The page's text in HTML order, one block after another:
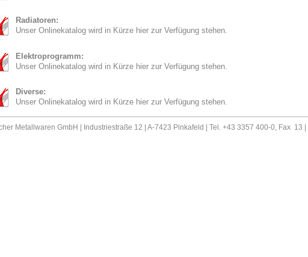
Radiatoren:
Unser Onlinekatalog wird in Kürze hier zur Verfügung stehen.
Elektroprogramm:
Unser Onlinekatalog wird in Kürze hier zur Verfügung stehen.
Diverse:
Unser Onlinekatalog wird in Kürze hier zur Verfügung stehen.
Metallwaren GmbH | Industriestraße 12 | A-7423 Pinkafeld | Tel. +43 3357 400-0, Fax 13 |